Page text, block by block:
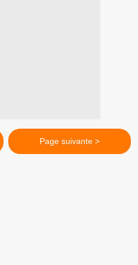
Page suivante >